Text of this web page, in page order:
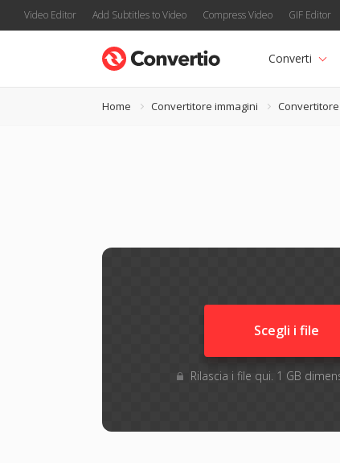
Video Editor Add Subtitles to Video Compress Video GIF Editor
Converti
Home Convertitore immagini Convertitore
Scegli i file
Rilascia i file qui. 1 GB